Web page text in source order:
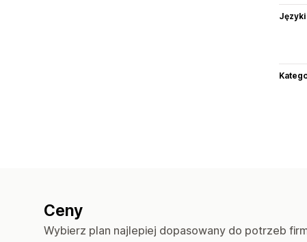
Języki
Ceny
Wybierz plan najlepiej dopasowany do potrzeb